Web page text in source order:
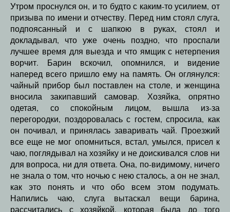
Утром проснулся он, и то будто с каким-то усилием, от
призыва по имени и отчеству. Перед ним стоял слуга,
подпоясанный и с шапкою в руках, стоял и
докладывал, что уже очень поздно, что проспали
лучшее время для выезда и что ямщик с нетерпения
ворчит. Барин вскочил, опомнился, и видение
наперед всего пришло ему на память. Он оглянулся:
чайный прибор был поставлен на столе, и женщина
вносила закипавший самовар. Хозяйка, опрятно
одетая, со спокойным лицом, вышла из-за
перегородки, поздоровалась с гостем, спросила, как
он почивал, и принялась заваривать чай. Проезжий
все еще не мог опомниться, встал, умылся, присел к
чаю, поглядывал на хозяйку и не доискивался слов ни
для вопроса, ни для ответа. Она, по-видимому, ничего
не знала о том, что ночью с нею сталось, а он не знал,
как это понять и что обо всем этом подумать.
Напились чаю, слуга вытаскал вещи барина,
рассчитались с хозяйкой, которая была до того